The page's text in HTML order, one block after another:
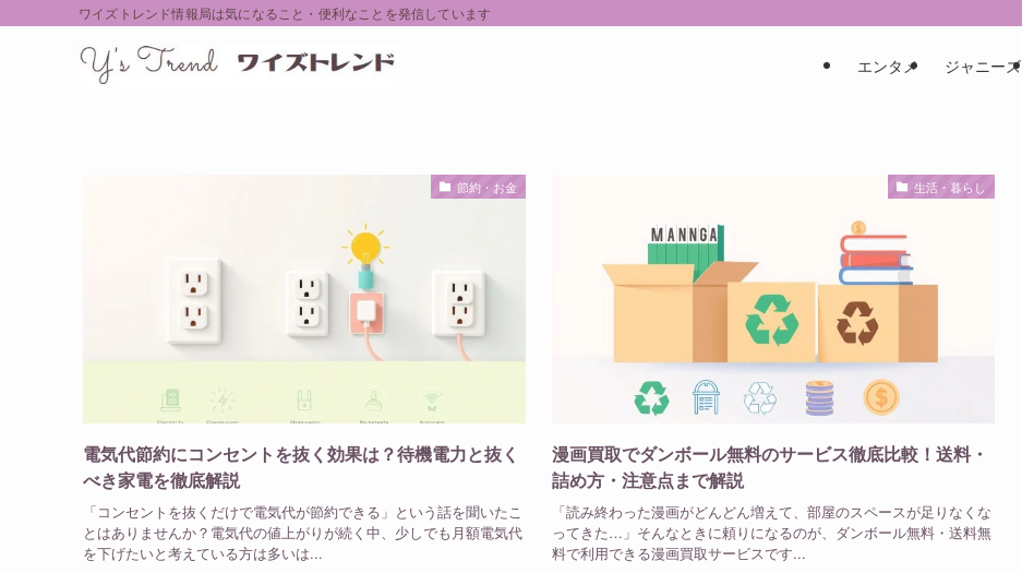
ワイズトレンド情報局は気になること・便利なことを発信しています
エンタメ ジャニーズ
節約・お金
電気代節約にコンセントを抜く効果は？待機電力と抜く
べき家電を徹底解説
「コンセントを抜くだけで電気代が節約できる」という話を聞いたこ
とはありませんか？電気代の値上がりが続く中、少しでも月額電気代
を下げたいと考えている方は多いは...
生活・暮らし
漫画買取でダンボール無料のサービス徹底比較！送料・
詰め方・注意点まで解説
「読み終わった漫画がどんどん増えて、部屋のスペースが足りなくな
ってきた…」そんなときに頼りになるのが、ダンボール無料・送料無
料で利用できる漫画買取サービスです...